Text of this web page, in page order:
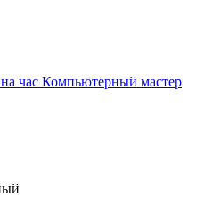
час Компьютерный мастер